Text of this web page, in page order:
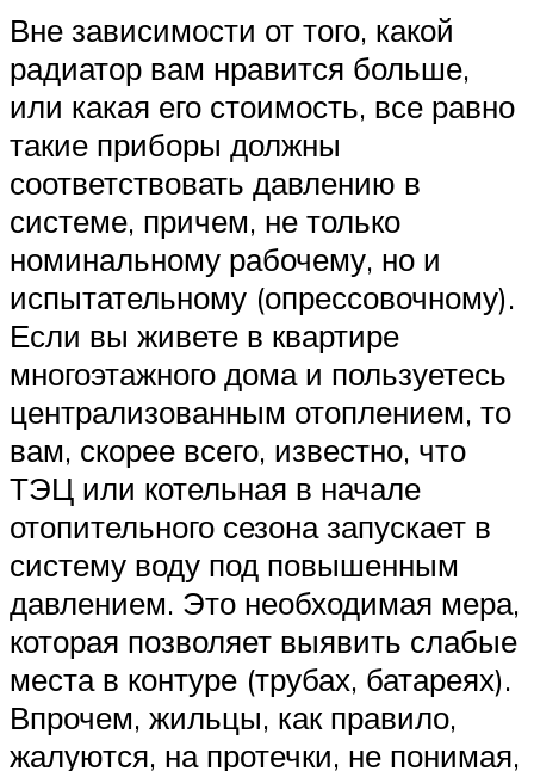
Вне зависимости от того, какой
радиатор вам нравится больше,
или какая его стоимость, все равно
такие приборы должны
соответствовать давлению в
системе, причем, не только
номинальному рабочему, но и
испытательному (опрессовочному).
Если вы живете в квартире
многоэтажного дома и пользуетесь
централизованным отоплением, то
вам, скорее всего, известно, что
ТЭЦ или котельная в начале
отопительного сезона запускает в
систему воду под повышенным
давлением. Это необходимая мера,
которая позволяет выявить слабые
места в контуре (трубах, батареях).
Впрочем, жильцы, как правило,
жалуются, на протечки, не понимая,